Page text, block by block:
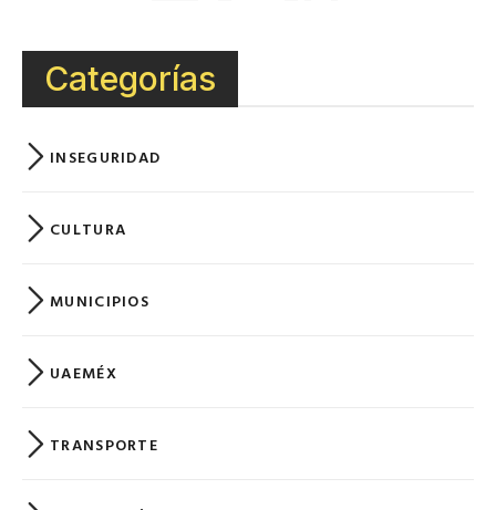
Categorías
INSEGURIDAD
CULTURA
MUNICIPIOS
UAEMÉX
TRANSPORTE